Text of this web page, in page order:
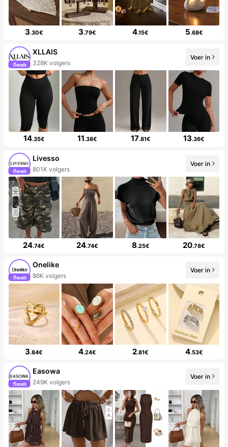
3.30€ 3.79€ 4.15€ 5.68€
XLLAIS
328K volgers
Voer in
14.35€ 11.38€ 17.81€ 13.36€
Livesso
801K volgers
Voer in
24.74€ 24.74€ 8.25€ 20.78€
Onelike
86K volgers
Voer in
3.84€ 4.24€ 2.81€ 4.53€
Easowa
249K volgers
Voer in